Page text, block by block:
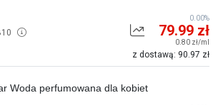
79.99 zł
0.80 zł/ml
z dostawą: 90.97 zł
0.00%
Woda perfumowana dla kobiet